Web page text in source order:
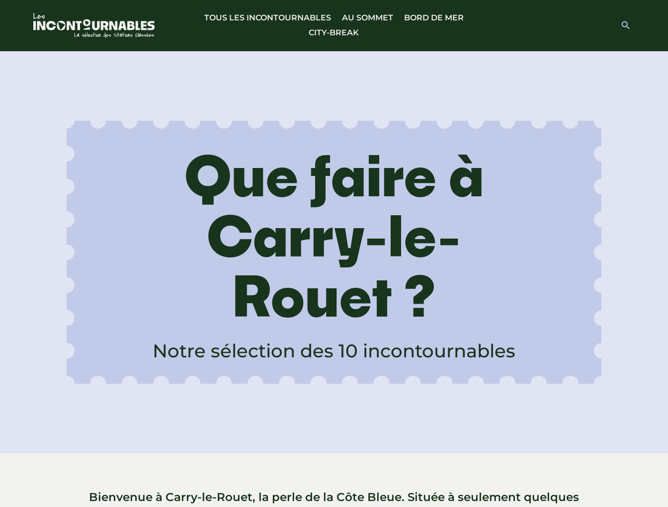
TOUS LES INCONTOURNABLES AU SOMMET
BORD DE MER
CITY-BREAK
Search Button
Que faire à
Carry-le-
Rouet ?
Notre sélection des 10 incontournables
Bienvenue à Carry-le-Rouet, la perle de la Côte Bleue. Située à seulement quelques